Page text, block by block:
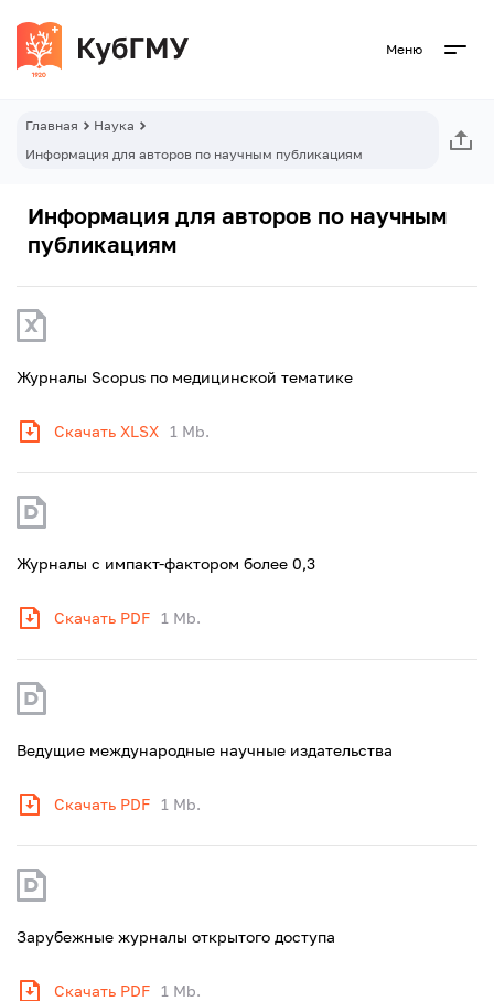
Меню
Главная
Наука
Информация для авторов по научным публикациям
Информация для авторов по научным
публикациям
Журналы Scopus по медицинской тематике
Скачать XLSX 1 Mb.
Журналы с импакт-фактором более 0,3
Скачать PDF 1 Mb.
Ведущие международные научные издательства
Скачать PDF 1 Mb.
Зарубежные журналы открытого доступа
Скачать PDF 1 Mb.